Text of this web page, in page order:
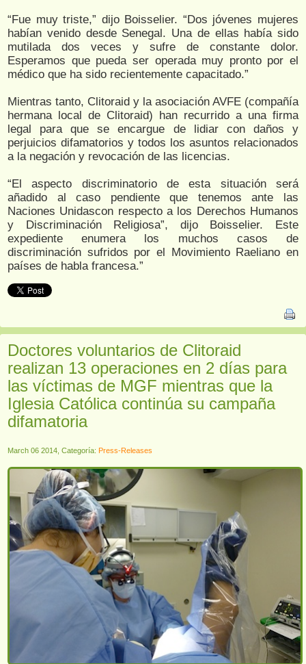
“Fue muy triste,” dijo Boisselier. “Dos jóvenes mujeres
habían venido desde Senegal. Una de ellas había sido
mutilada dos veces y sufre de constante dolor.
Esperamos que pueda ser operada muy pronto por el
médico que ha sido recientemente capacitado.”
Mientras tanto, Clitoraid y la asociación AVFE (compañía
hermana local de Clitoraid) han recurrido a una firma
legal para que se encargue de lidiar con daños y
perjuicios difamatorios y todos los asuntos relacionados
a la negación y revocación de las licencias.
“El aspecto discriminatorio de esta situación será
añadido al caso pendiente que tenemos ante las
Naciones Unidascon respecto a los Derechos Humanos
y Discriminación Religiosa”, dijo Boisselier. Este
expediente enumera los muchos casos de
discriminación sufridos por el Movimiento Raeliano en
países de habla francesa.”
Doctores voluntarios de Clitoraid
realizan 13 operaciones en 2 días para
las víctimas de MGF mientras que la
Iglesia Católica continúa su campaña
difamatoria
March 06 2014, Categoría: Press-Releases